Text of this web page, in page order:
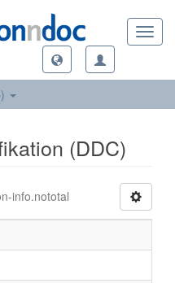
(DDC)
info.nototal